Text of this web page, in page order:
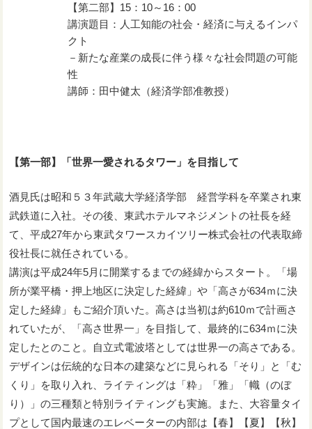
【第二部】15：10～16：00
講演題目：人工知能の社会・経済に与えるインパ
クト
－新たな産業の成長に伴う様々な社会問題の可能
性
講師：田中健太（経済学部准教授）
【第一部】「世界一愛されるタワー」を目指して
酒見氏は昭和５３年武蔵大学経済学部 経営学科を卒業され東
武鉄道に入社。その後、東武ホテルマネジメントの社長を経
て、平成27年から東武タワースカイツリー株式会社の代表取締
役社長に就任されている。
講演は平成24年5月に開業するまでの経緯からスタート。「場
所が業平橋・押上地区に決定した経緯」や「高さが634ｍに決
定した経緯」もご紹介頂いた。高さは当初は約610ｍで計画さ
れていたが、「高さ世界一」を目指して、最終的に634ｍに決
定したとのこと。自立式電波塔としては世界一の高さである。
デザインは伝統的な日本の建築などに見られる「そり」と「む
くり」を取り入れ、ライティングは「粋」「雅」「幟（のぼ
り）」の三種類と特別ライティングも実施。また、大容量タイ
プとして国内最速のエレベーターの内部は【春】【夏】【秋】